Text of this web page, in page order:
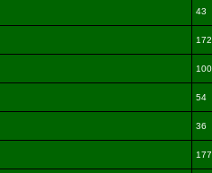
43
172
100
54
36
177